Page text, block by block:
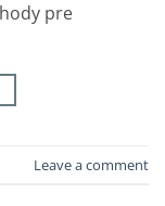
pre
Leave a comment